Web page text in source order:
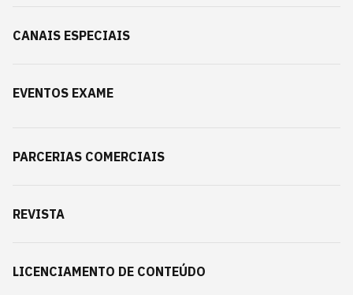
CANAIS ESPECIAIS
EVENTOS EXAME
PARCERIAS COMERCIAIS
REVISTA
LICENCIAMENTO DE CONTEÚDO